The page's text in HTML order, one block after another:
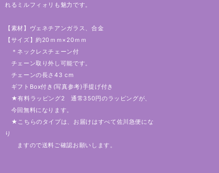
れるミルフィォリも魅力です。
【素材】ヴェネチアンガラス、合金
【サイズ】約20ｍｍ×20ｍｍ
＊ネックレスチェーン付
チェーン取り外し可能です。
チェーンの長さ43 cm
ギフトBox付き(写真参考)手提げ付き
★有料ラッピング2 通常350円のラッピングが、
今回無料になります。
★こちらのタイプは、お届けはすべて佐川急便にな
り
ますので送料ご確認お願いします。